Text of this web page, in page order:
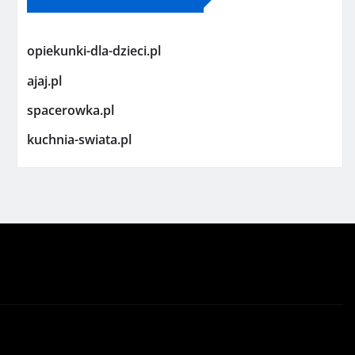
opiekunki-dla-dzieci.pl
ajaj.pl
spacerowka.pl
kuchnia-swiata.pl